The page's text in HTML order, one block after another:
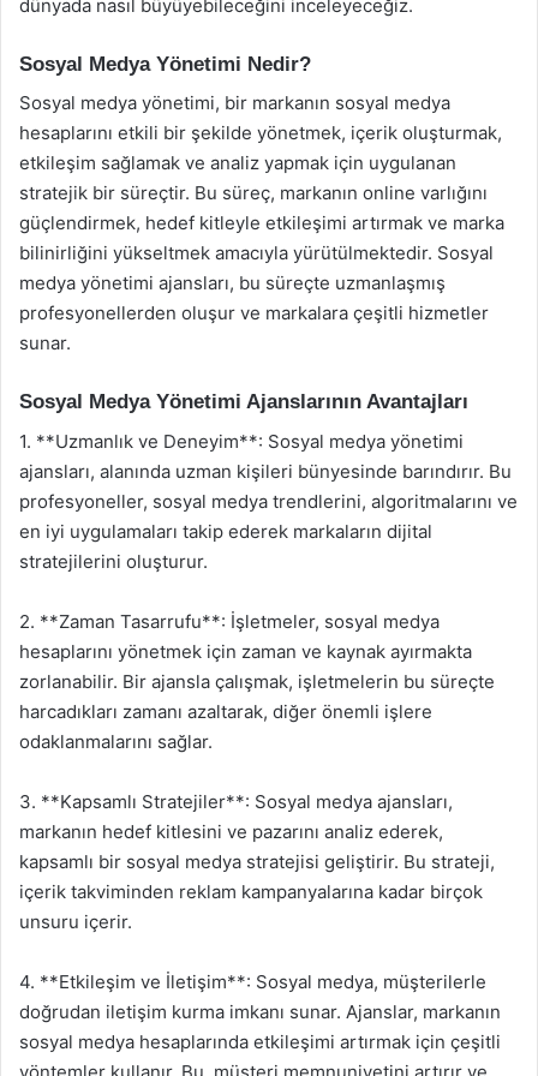
dünyada nasıl büyüyebileceğini inceleyeceğiz.
Sosyal Medya Yönetimi Nedir?
Sosyal medya yönetimi, bir markanın sosyal medya
hesaplarını etkili bir şekilde yönetmek, içerik oluşturmak,
etkileşim sağlamak ve analiz yapmak için uygulanan
stratejik bir süreçtir. Bu süreç, markanın online varlığını
güçlendirmek, hedef kitleyle etkileşimi artırmak ve marka
bilinirliğini yükseltmek amacıyla yürütülmektedir. Sosyal
medya yönetimi ajansları, bu süreçte uzmanlaşmış
profesyonellerden oluşur ve markalara çeşitli hizmetler
sunar.
Sosyal Medya Yönetimi Ajanslarının Avantajları
1. **Uzmanlık ve Deneyim**: Sosyal medya yönetimi
ajansları, alanında uzman kişileri bünyesinde barındırır. Bu
profesyoneller, sosyal medya trendlerini, algoritmalarını ve
en iyi uygulamaları takip ederek markaların dijital
stratejilerini oluşturur.
2. **Zaman Tasarrufu**: İşletmeler, sosyal medya
hesaplarını yönetmek için zaman ve kaynak ayırmakta
zorlanabilir. Bir ajansla çalışmak, işletmelerin bu süreçte
harcadıkları zamanı azaltarak, diğer önemli işlere
odaklanmalarını sağlar.
3. **Kapsamlı Stratejiler**: Sosyal medya ajansları,
markanın hedef kitlesini ve pazarını analiz ederek,
kapsamlı bir sosyal medya stratejisi geliştirir. Bu strateji,
içerik takviminden reklam kampanyalarına kadar birçok
unsuru içerir.
4. **Etkileşim ve İletişim**: Sosyal medya, müşterilerle
doğrudan iletişim kurma imkanı sunar. Ajanslar, markanın
sosyal medya hesaplarında etkileşimi artırmak için çeşitli
yöntemler kullanır. Bu, müşteri memnuniyetini artırır ve